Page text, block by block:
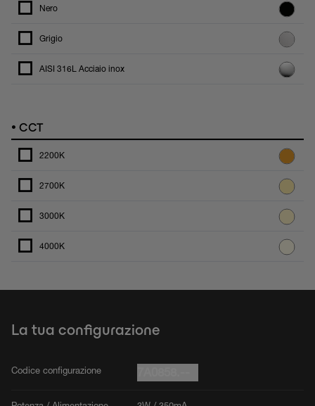
Nero
Grigio
AISI 316L Acciaio inox
• CCT
2200K
2700K
3000K
4000K
La tua configurazione
Codice configurazione